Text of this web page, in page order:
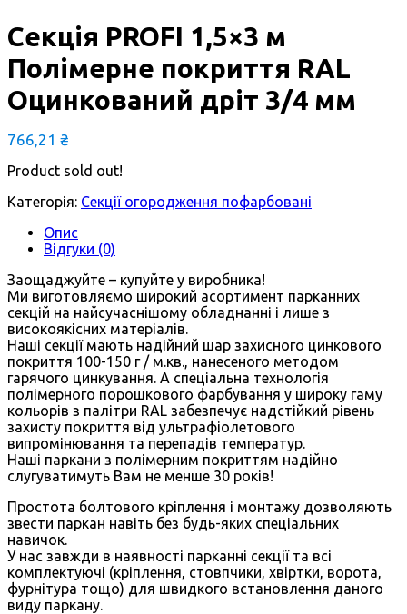
Секція PROFI 1,5×3 м
Полімерне покриття RAL
Оцинкований дріт 3/4 мм
766,21 ₴
Product sold out!
Категорія: Секції огородження пофарбовані
Опис
Відгуки (0)
Заощаджуйте – купуйте у виробника!
Ми виготовляємо широкий асортимент парканних
секцій на найсучаснішому обладнанні і лише з
високоякісних матеріалів.
Наші секції мають надійний шар захисного цинкового
покриття 100-150 г / м.кв., нанесеного методом
гарячого цинкування. А спеціальна технологія
полімерного порошкового фарбування у широку гаму
кольорів з палітри RAL забезпечує надстійкий рівень
захисту покриття від ультрафіолетового
випромінювання та перепадів температур.
Наші паркани з полімерним покриттям надійно
слугуватимуть Вам не менше 30 років!
Простота болтового кріплення і монтажу дозволяють
звести паркан навіть без будь-яких спеціальних
навичок.
У нас завжди в наявності парканні секції та всі
комплектуючі (кріплення, стовпчики, хвіртки, ворота,
фурнітура тощо) для швидкого встановлення даного
виду паркану.